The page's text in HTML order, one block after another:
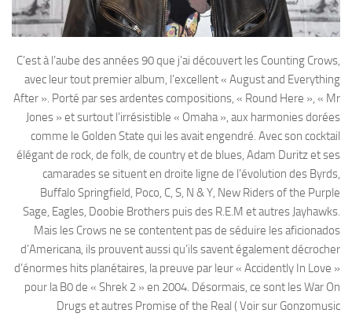
C’est à l’aube des années 90 que j’ai découvert les Counting Crows,
avec leur tout premier album, l’excellent « August and Everything
After ». Porté par ses ardentes compositions, « Round Here », « Mr
Jones » et surtout l’irrésistible « Omaha », aux harmonies dorées
comme le Golden State qui les avait engendré. Avec son cocktail
élégant de rock, de folk, de country et de blues, Adam Duritz et ses
camarades se situent en droite ligne de l’évolution des Byrds,
Buffalo Springfield, Poco, C, S, N & Y, New Riders of the Purple
Sage, Eagles, Doobie Brothers puis des R.E.M et autres Jayhawks.
Mais les Crows ne se contentent pas de séduire les aficionados
d’Americana, ils prouvent aussi qu’ils savent également décrocher
d’énormes hits planétaires, la preuve par leur « Accidently In Love »
pour la B0 de « Shrek 2 » en 2004. Désormais, ce sont les War On
Drugs et autres Promise of the Real ( Voir sur Gonzomusic